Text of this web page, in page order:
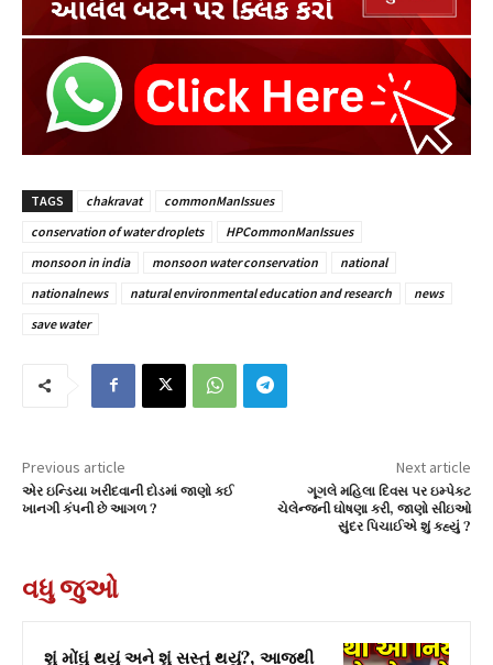
TAGS chakravat
commonManIssues
conservation of water droplets
HPCommonManIssues
monsoon in india
monsoon water conservation
national
nationalnews
natural environmental education and research
news
save water
Previous article
એર ઇન્ડિયા ખરીદવાની દોડમાં જાણો કઈ
ખાનગી કંપની છે આગળ ?
Next article
ગૂગલે મહિલા દિવસ પર ઇમ્પેક્ટ
ચેલેન્જની ઘોષણા કરી, જાણો સીઇઓ
સુંદર પિચાઈએ શું કહ્યું ?
વધુ જુઓ
શું મોંઘું થયું અને શું સસ્તું થયું?, આજથી